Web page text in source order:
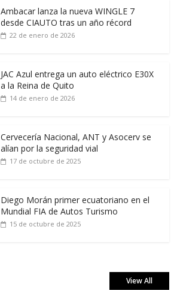
Ambacar lanza la nueva WINGLE 7
desde CIAUTO tras un año récord
22 de enero de 2026
JAC Azul entrega un auto eléctrico E30X
a la Reina de Quito
14 de enero de 2026
Cervecería Nacional, ANT y Asocerv se
alían por la seguridad vial
17 de octubre de 2025
Diego Morán primer ecuatoriano en el
Mundial FIA de Autos Turismo
15 de octubre de 2025
View All